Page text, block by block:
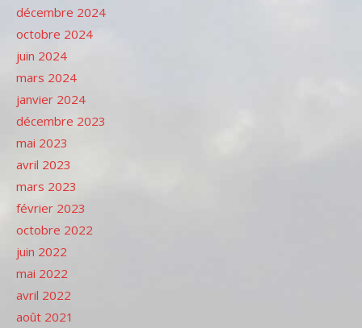
décembre 2024
octobre 2024
juin 2024
mars 2024
janvier 2024
décembre 2023
mai 2023
avril 2023
mars 2023
février 2023
octobre 2022
juin 2022
mai 2022
avril 2022
août 2021